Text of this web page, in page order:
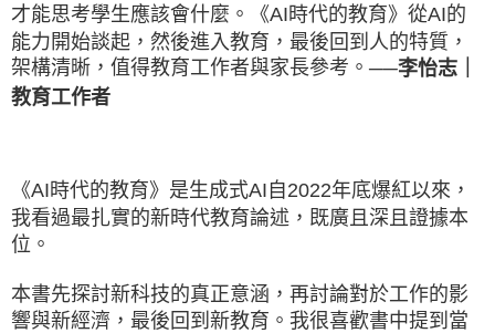
才能思考學生應該會什麼。《AI時代的教育》從AI的
能力開始談起，然後進入教育，最後回到人的特質，
架構清晰，值得教育工作者與家長參考。 ──李怡志｜
教育工作者
《AI時代的教育》是生成式AI自2022年底爆紅以來，
我看過最扎實的新時代教育論述，既廣且深且證據本
位。
本書先探討新科技的真正意涵，再討論對於工作的影
響與新經濟，最後回到新教育。我很喜歡書中提到當